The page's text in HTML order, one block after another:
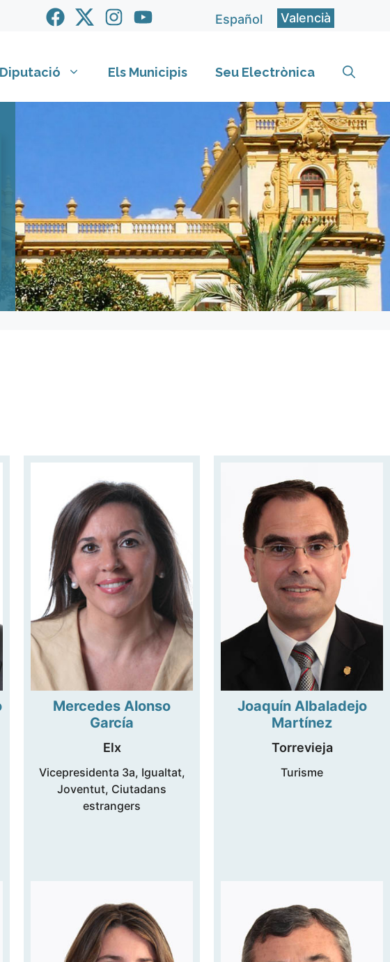
Español Valencià
Els Municipis Seu Electrònica
Mercedes Alonso
García
Elx
Vicepresidenta 3a, Igualtat,
Joventut, Ciutadans
estrangers
Joaquín Albaladejo
Martínez
Torrevieja
Turisme